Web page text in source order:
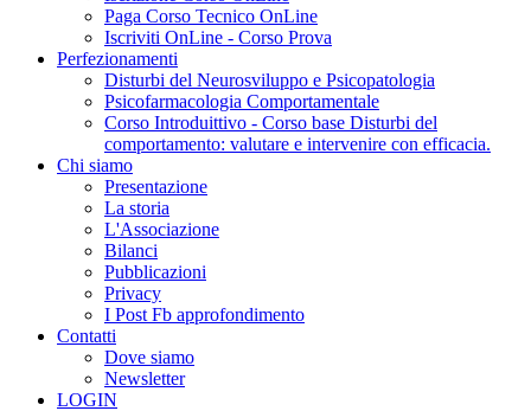
Paga Corso Tecnico OnLine
Iscriviti OnLine - Corso Prova
Perfezionamenti
Disturbi del Neurosviluppo e Psicopatologia
Psicofarmacologia Comportamentale
Corso Introduittivo - Corso base Disturbi del
comportamento: valutare e intervenire con efficacia.
Chi siamo
Presentazione
La storia
L'Associazione
Bilanci
Pubblicazioni
Privacy
I Post Fb approfondimento
Contatti
Dove siamo
Newsletter
LOGIN